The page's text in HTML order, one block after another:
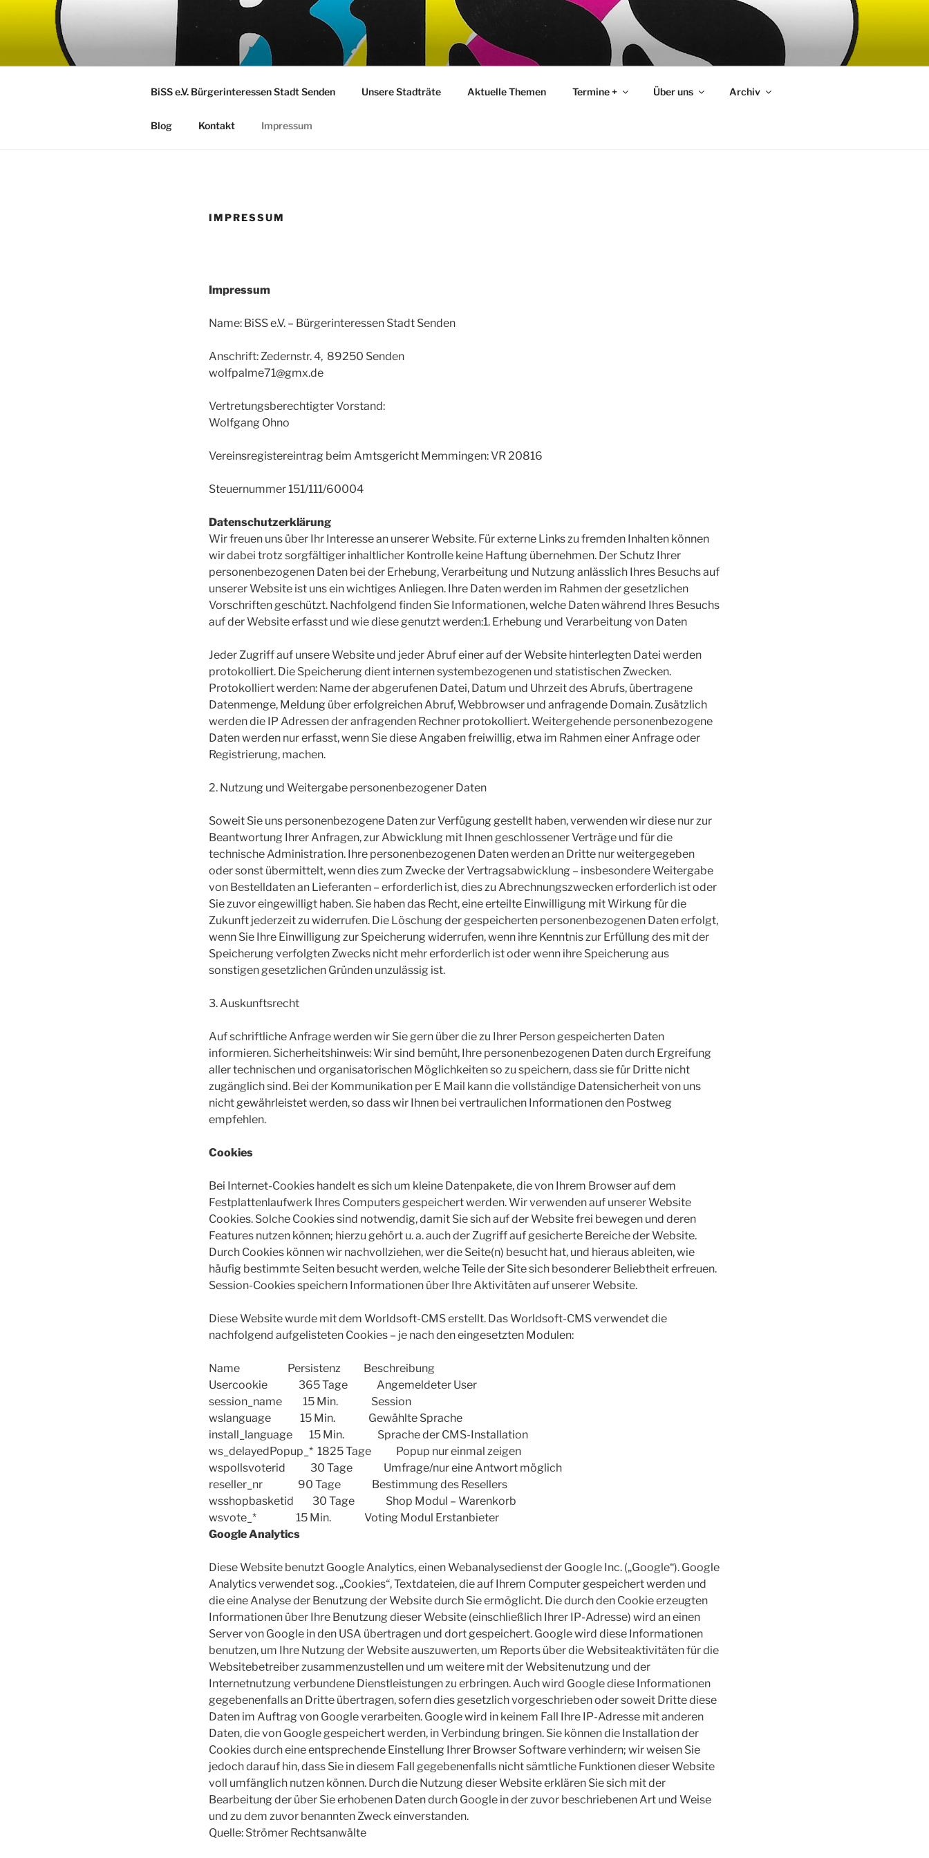
BiSS e.V. Bürgerinteressen Stadt Senden Unsere Stadträte Aktuelle Themen Termine + Über uns Archiv
Blog Kontakt Impressum
IMPRESSUM
Impressum
Name: BiSS e.V. – Bürgerinteressen Stadt Senden
Anschrift: Zedernstr. 4, 89250 Senden
wolfpalme71@gmx.de
Vertretungsberechtigter Vorstand:
Wolfgang Ohno
Vereinsregistereintrag beim Amtsgericht Memmingen: VR 20816
Steuernummer 151/111/60004
Datenschutzerklärung
Wir freuen uns über Ihr Interesse an unserer Website. Für externe Links zu fremden Inhalten können
wir dabei trotz sorgfältiger inhaltlicher Kontrolle keine Haftung übernehmen. Der Schutz Ihrer
personenbezogenen Daten bei der Erhebung, Verarbeitung und Nutzung anlässlich Ihres Besuchs auf
unserer Website ist uns ein wichtiges Anliegen. Ihre Daten werden im Rahmen der gesetzlichen
Vorschriften geschützt. Nachfolgend finden Sie Informationen, welche Daten während Ihres Besuchs
auf der Website erfasst und wie diese genutzt werden:1. Erhebung und Verarbeitung von Daten
Jeder Zugriff auf unsere Website und jeder Abruf einer auf der Website hinterlegten Datei werden
protokolliert. Die Speicherung dient internen systembezogenen und statistischen Zwecken.
Protokolliert werden: Name der abgerufenen Datei, Datum und Uhrzeit des Abrufs, übertragene
Datenmenge, Meldung über erfolgreichen Abruf, Webbrowser und anfragende Domain. Zusätzlich
werden die IP Adressen der anfragenden Rechner protokolliert. Weitergehende personenbezogene
Daten werden nur erfasst, wenn Sie diese Angaben freiwillig, etwa im Rahmen einer Anfrage oder
Registrierung, machen.
2. Nutzung und Weitergabe personenbezogener Daten
Soweit Sie uns personenbezogene Daten zur Verfügung gestellt haben, verwenden wir diese nur zur
Beantwortung Ihrer Anfragen, zur Abwicklung mit Ihnen geschlossener Verträge und für die
technische Administration. Ihre personenbezogenen Daten werden an Dritte nur weitergegeben
oder sonst übermittelt, wenn dies zum Zwecke der Vertragsabwicklung – insbesondere Weitergabe
von Bestelldaten an Lieferanten – erforderlich ist, dies zu Abrechnungszwecken erforderlich ist oder
Sie zuvor eingewilligt haben. Sie haben das Recht, eine erteilte Einwilligung mit Wirkung für die
Zukunft jederzeit zu widerrufen. Die Löschung der gespeicherten personenbezogenen Daten erfolgt,
wenn Sie Ihre Einwilligung zur Speicherung widerrufen, wenn ihre Kenntnis zur Erfüllung des mit der
Speicherung verfolgten Zwecks nicht mehr erforderlich ist oder wenn ihre Speicherung aus
sonstigen gesetzlichen Gründen unzulässig ist.
3. Auskunftsrecht
Auf schriftliche Anfrage werden wir Sie gern über die zu Ihrer Person gespeicherten Daten
informieren. Sicherheitshinweis: Wir sind bemüht, Ihre personenbezogenen Daten durch Ergreifung
aller technischen und organisatorischen Möglichkeiten so zu speichern, dass sie für Dritte nicht
zugänglich sind. Bei der Kommunikation per E Mail kann die vollständige Datensicherheit von uns
nicht gewährleistet werden, so dass wir Ihnen bei vertraulichen Informationen den Postweg
empfehlen.
Cookies
Bei Internet-Cookies handelt es sich um kleine Datenpakete, die von Ihrem Browser auf dem
Festplattenlaufwerk Ihres Computers gespeichert werden. Wir verwenden auf unserer Website
Cookies. Solche Cookies sind notwendig, damit Sie sich auf der Website frei bewegen und deren
Features nutzen können; hierzu gehört u. a. auch der Zugriff auf gesicherte Bereiche der Website.
Durch Cookies können wir nachvollziehen, wer die Seite(n) besucht hat, und hieraus ableiten, wie
häufig bestimmte Seiten besucht werden, welche Teile der Site sich besonderer Beliebtheit erfreuen.
Session-Cookies speichern Informationen über Ihre Aktivitäten auf unserer Website.
Diese Website wurde mit dem Worldsoft-CMS erstellt. Das Worldsoft-CMS verwendet die
nachfolgend aufgelisteten Cookies – je nach den eingesetzten Modulen:
Name Persistenz Beschreibung
Usercookie 365 Tage Angemeldeter User
session_name 15 Min. Session
wslanguage 15 Min. Gewählte Sprache
install_language 15 Min. Sprache der CMS-Installation
ws_delayedPopup_* 1825 Tage Popup nur einmal zeigen
wspollsvoterid 30 Tage Umfrage/nur eine Antwort möglich
reseller_nr 90 Tage Bestimmung des Resellers
wsshopbasketid 30 Tage Shop Modul – Warenkorb
wsvote_* 15 Min. Voting Modul Erstanbieter
Google Analytics
Diese Website benutzt Google Analytics, einen Webanalysedienst der Google Inc. („Google“). Google
Analytics verwendet sog. „Cookies“, Textdateien, die auf Ihrem Computer gespeichert werden und
die eine Analyse der Benutzung der Website durch Sie ermöglicht. Die durch den Cookie erzeugten
Informationen über Ihre Benutzung dieser Website (einschließlich Ihrer IP-Adresse) wird an einen
Server von Google in den USA übertragen und dort gespeichert. Google wird diese Informationen
benutzen, um Ihre Nutzung der Website auszuwerten, um Reports über die Websiteaktivitäten für die
Websitebetreiber zusammenzustellen und um weitere mit der Websitenutzung und der
Internetnutzung verbundene Dienstleistungen zu erbringen. Auch wird Google diese Informationen
gegebenenfalls an Dritte übertragen, sofern dies gesetzlich vorgeschrieben oder soweit Dritte diese
Daten im Auftrag von Google verarbeiten. Google wird in keinem Fall Ihre IP-Adresse mit anderen
Daten, die von Google gespeichert werden, in Verbindung bringen. Sie können die Installation der
Cookies durch eine entsprechende Einstellung Ihrer Browser Software verhindern; wir weisen Sie
jedoch darauf hin, dass Sie in diesem Fall gegebenenfalls nicht sämtliche Funktionen dieser Website
voll umfänglich nutzen können. Durch die Nutzung dieser Website erklären Sie sich mit der
Bearbeitung der über Sie erhobenen Daten durch Google in der zuvor beschriebenen Art und Weise
und zu dem zuvor benannten Zweck einverstanden.
Quelle: Strömer Rechtsanwälte